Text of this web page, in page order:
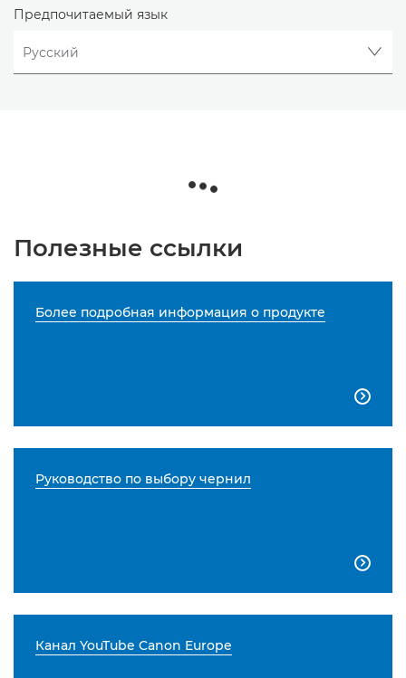
Предпочитаемый язык
Полезные ссылки
Более подробная информация о продукте

Руководство по выбору чернил

Канал YouTube Canon Europe